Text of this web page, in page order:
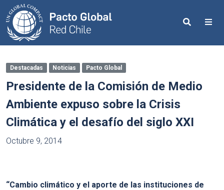
Search
Destacadas Noticias Pacto Global
Presidente de la Comisión de Medio
Ambiente expuso sobre la Crisis
Climática y el desafío del siglo XXI
Octubre 9, 2014
“Cambio climático y el aporte de las instituciones de